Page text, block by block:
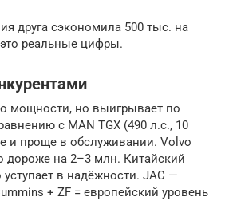
друга сэкономила 500 тыс. на
реальные цифры.
мощности, но выигрывает по
с MAN TGX (490 л.с., 10
и проще в обслуживании. Volvo
дороже на 2–3 млн. Китайский
в надёжности. JAC —
+ ZF = европейский уровень